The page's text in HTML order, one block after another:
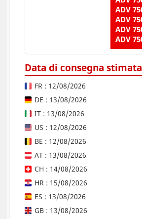
ADV
ADV
ADV
ADV
Data di consegna stimata
FR : 12/08/2026
DE : 13/08/2026
IT : 13/08/2026
US : 12/08/2026
BE : 12/08/2026
AT : 13/08/2026
CH : 14/08/2026
HR : 15/08/2026
ES : 13/08/2026
GB : 13/08/2026